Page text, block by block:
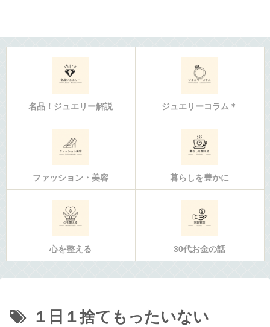
名品！ジュエリー解説 ジュエリーコラム＊
ファッション・美容 暮らしを豊かに
心を整える 30代お金の話
１日１捨てもったいない